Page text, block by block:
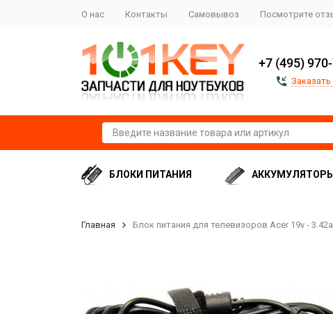
О нас Контакты Самовывоз Посмотрите
+7 (495)
БЛОКИ ПИТАНИЯ
Главная Блок питания для телевизоров Acer 19v -